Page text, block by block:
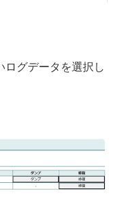
グデータを選択し